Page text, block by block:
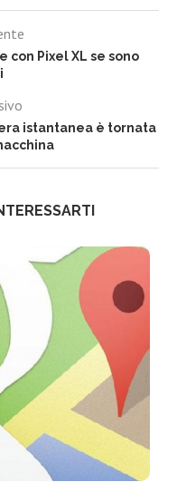
con Pixel XL se sono
istantanea è tornata